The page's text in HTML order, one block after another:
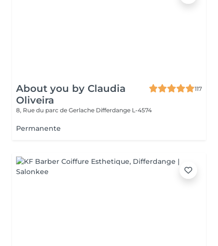
About you by Claudia
Oliveira
117
8, Rue du parc de Gerlache Differdange L-4574
Permanente